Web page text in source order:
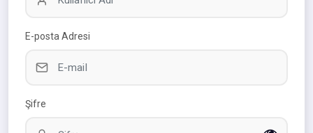
E-posta Adresi
Şifre